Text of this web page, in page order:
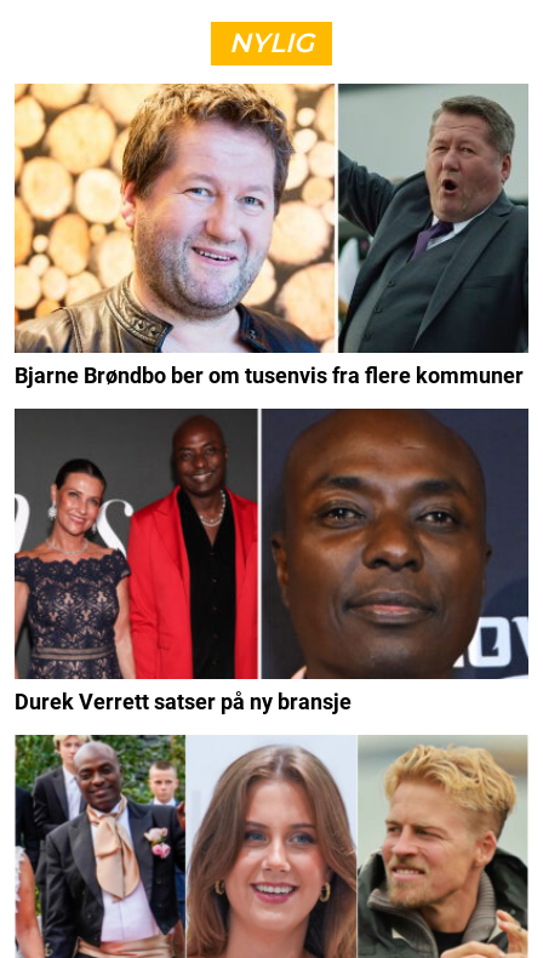
NYLIG
Bjarne Brøndbo ber om tusenvis fra flere kommuner
Durek Verrett satser på ny bransje